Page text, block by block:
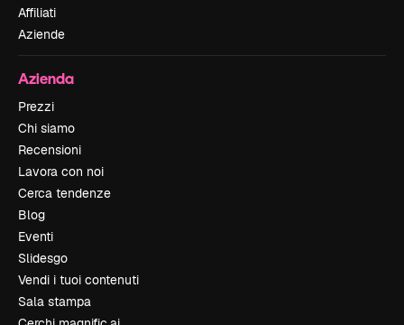
Affiliati
Aziende
Azienda
Prezzi
Chi siamo
Recensioni
Lavora con noi
Cerca tendenze
Blog
Eventi
Slidesgo
Vendi i tuoi contenuti
Sala stampa